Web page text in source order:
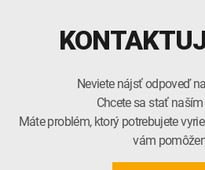
Neviete nájsť odpoveď
Chcete sa stať
Máte problém, ktorý potrebujete
vám